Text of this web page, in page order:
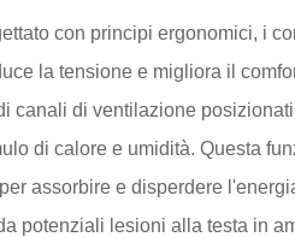
con principi ergonomici, i
la tensione e migliora il
canali di ventilazione
di calore e umidità. Questa
assorbire e disperdere
potenziali lesioni alla testa in